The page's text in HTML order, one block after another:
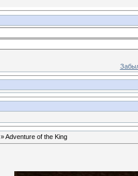
» Adventure of the King